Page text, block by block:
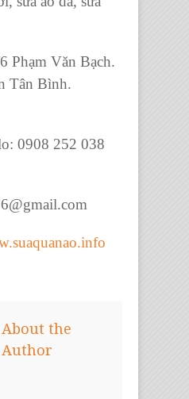
Phạm Văn Bạch.
Tân Bình.
0908 252 038
About the
Author